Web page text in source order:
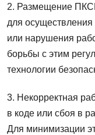
2. Размещение
для
или нарушения
борьбы с этим
технологии
3. Некорректная
в коде или сбоя в
Для минимизации